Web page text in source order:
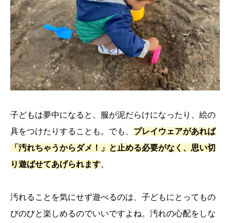
子どもは夢中になると、服が泥だらけになったり、絵の
具をつけたりすることも。でも、 プレイウェアがあれば
「汚れちゃうからダメ！」と止める必要がなく、思い切
り遊ばせてあげられます。
汚れることを気にせず遊べるのは、子どもにとってもの
びのびと楽しめるのでいいですよね。汚れの心配をしな